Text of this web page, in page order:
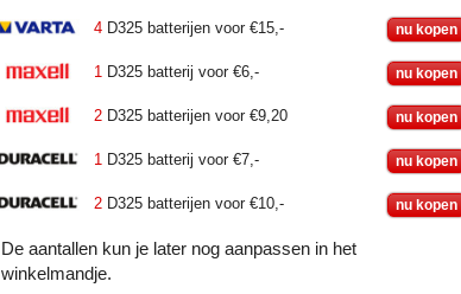
4 D325 batterijen voor €15,- nu kopen
1 D325 batterij voor €6,- nu kopen
2 D325 batterijen voor €9,20 nu kopen
1 D325 batterij voor €7,- nu kopen
2 D325 batterijen voor €10,- nu kopen
De aantallen kun je later nog aanpassen in het
winkelmandje.